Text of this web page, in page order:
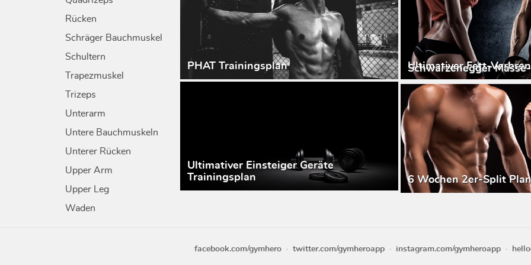
Rücken
Schräger Bauchmuskel
Schultern
Trapezmuskel
Trizeps
Unterarm
Untere Bauchmuskeln
Unterer Rücken
Upper Arm
Upper Leg
Waden
PHAT Trainingsplan Ultimativer Fett-
Ultimativer Einsteiger Geräte
Trainingsplan
Schwarzenegger
6 Wochen 2er-Split Plan
facebook.com/gymhero twitter.com/gymheroapp instagram.com/gymheroapp